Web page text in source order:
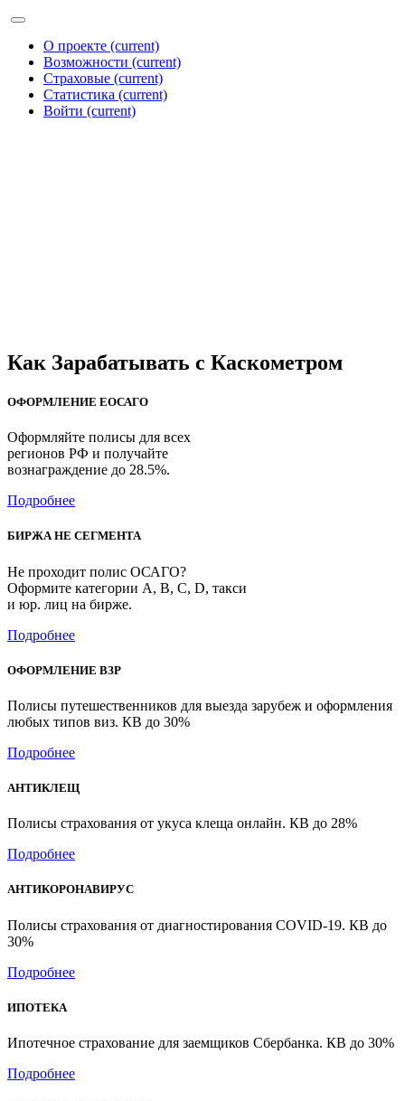
О проекте (current)
Возможности (current)
Страховые (current)
Статистика (current)
Войти (current)
Как Зарабатывать с Каскометром
ОФОРМЛЕНИЕ ЕОСАГО
Оформляйте полисы для всех
регионов РФ и получайте
вознаграждение до 28.5%.
Подробнее
БИРЖА НЕ СЕГМЕНТА
Не проходит полис ОСАГО?
Оформите категории А, B, С, D, такси
и юр. лиц на бирже.
Подробнее
ОФОРМЛЕНИЕ ВЗР
Полисы путешественников для выезда зарубеж и оформления
любых типов виз. КВ до 30%
Подробнее
АНТИКЛЕЩ
Полисы страхования от укуса клеща онлайн. КВ до 28%
Подробнее
АНТИКОРОНАВИРУС
Полисы страхования от диагностирования COVID-19. КВ до
30%
Подробнее
ИПОТЕКА
Ипотечное страхование для заемщиков Сбербанка. КВ до 30%
Подробнее